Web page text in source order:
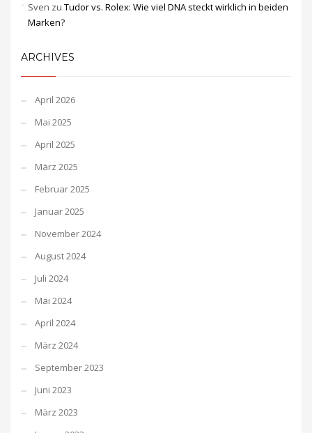
Sven zu Tudor vs. Rolex: Wie viel DNA steckt wirklich in beiden
Marken?
ARCHIVES
April 2026
Mai 2025
April 2025
März 2025
Februar 2025
Januar 2025
November 2024
August 2024
Juli 2024
Mai 2024
April 2024
März 2024
September 2023
Juni 2023
März 2023